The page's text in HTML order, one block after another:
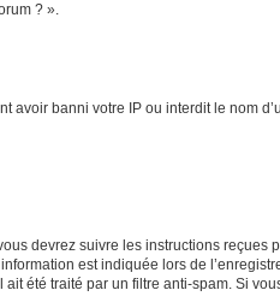
? ».
avoir banni votre IP ou interdit le nom
devrez suivre les instructions
est indiquée lors de
été traité par un filtre anti-spam. Si